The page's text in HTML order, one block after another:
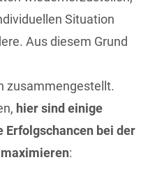
Situation
Aus diesem Grund
zusammengestellt.
hier sind einige
Erfolgschancen bei der
: